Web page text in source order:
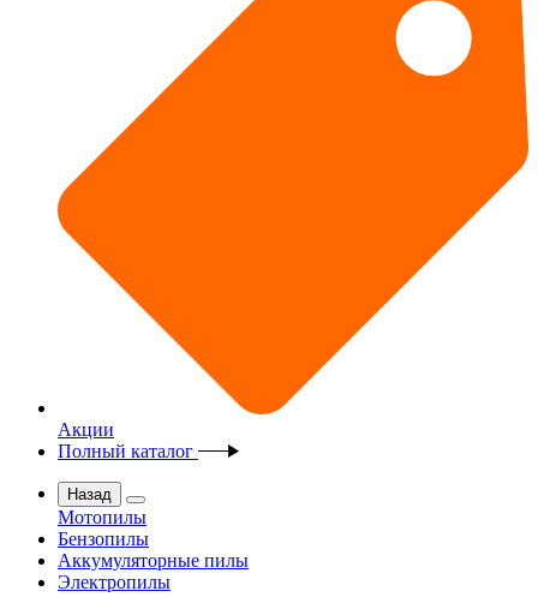
Акции
Полный каталог
Назад
Мотопилы
Бензопилы
Аккумуляторные пилы
Электропилы